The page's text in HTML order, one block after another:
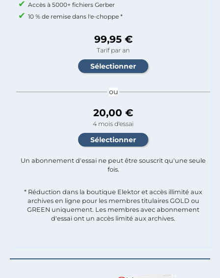
Accès à 5000+ fichiers Gerber
10 % de remise dans l'e-choppe *
99,95 €
Tarif par an
ou
20,00 €
4 mois d'essai
Un abonnement d'essai ne peut être souscrit qu'une seule
fois.​
* Réduction dans la boutique Elektor et accès illimité aux
archives en ligne pour les membres titulaires GOLD ou
GREEN uniquement. Les membres avec abonnement
d'essai ont un accès limité aux archives.